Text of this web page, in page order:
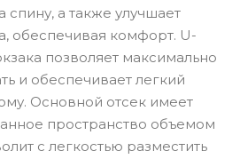
спину, а также улучшает
обеспечивая комфорт. U-
позволяет максимально
и обеспечивает легкий
Основной отсек имеет
пространство объемом
с легкостью разместить